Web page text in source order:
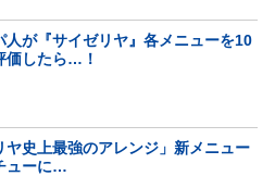
人が『サイゼリヤ』各メニューを10
価したら…！
ヤ史上最強のアレンジ」新メニュー
ューに…